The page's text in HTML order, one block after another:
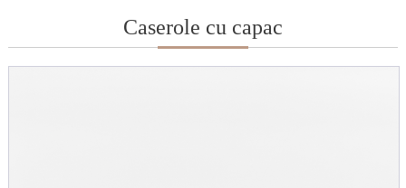
Caserole cu capac